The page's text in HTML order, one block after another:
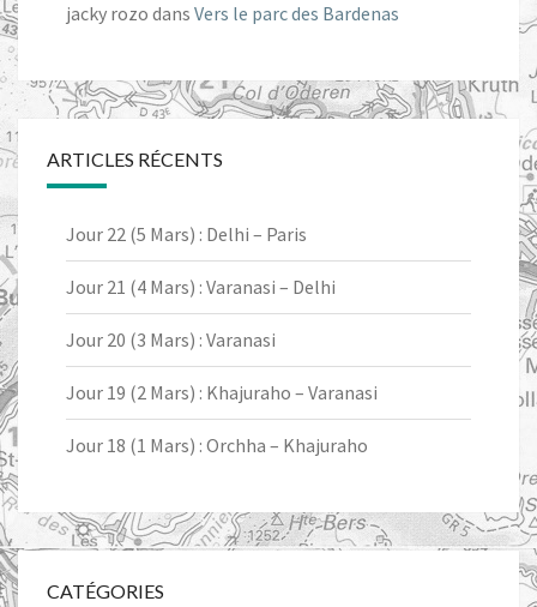
jacky rozo dans Vers le parc des Bardenas
ARTICLES RÉCENTS
Jour 22 (5 Mars) : Delhi – Paris
Jour 21 (4 Mars) : Varanasi – Delhi
Jour 20 (3 Mars) : Varanasi
Jour 19 (2 Mars) : Khajuraho – Varanasi
Jour 18 (1 Mars) : Orchha – Khajuraho
CATÉGORIES